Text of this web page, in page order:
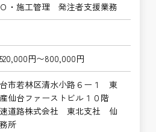
・施工管理 発注者支援業務
520,000円〜800,000円
市若林区清水小路６ー１ 東
仙台ファーストビル１０階
道路株式会社 東北支社 仙
所